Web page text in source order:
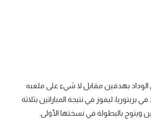
الوداد بهدفين مقابل لا شيء على ملعبه
ليفوز في نتيجة المباراتين بثلاثة
بالبطولة في نسختها الأولى.